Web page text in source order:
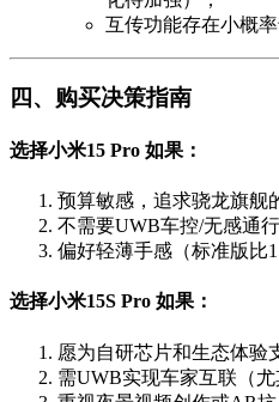
互传功能存在小概率
四、购买决策指南
选择小米15 Pro 如果：
预算敏感，追求骁龙旗舰
不需要UWB车控/无感通行
偏好轻薄手感（标准版比
选择小米15S Pro 如果：
愿为自研芯片和生态体验
需UWB实现车家互联（尤